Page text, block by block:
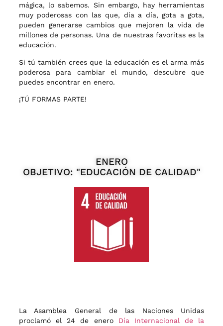
mágica, lo sabemos. Sin embargo, hay herramientas
muy poderosas con las que, día a día, gota a gota,
pueden generarse cambios que mejoren la vida de
millones de personas. Una de nuestras favoritas es la
educación.
Si tú también crees que la educación es el arma más
poderosa para cambiar el mundo, descubre que
puedes encontrar en enero.
¡TÚ FORMAS PARTE!
ENERO
OBJETIVO: "EDUCACIÓN DE CALIDAD"
La Asamblea General de las Naciones Unidas
proclamó el 24 de enero Día Internacional de la